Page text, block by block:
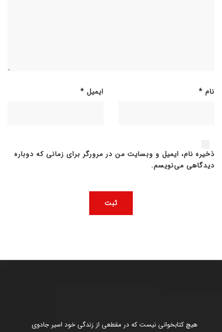
نام * ایمیل *
ذخیره نام، ایمیل و وبسایت من در مرورگر برای زمانی که دوباره
دیدگاهی می‌نویسم.
هیچ کتابخوانی نیست که در مقطعی از زندگی خود اسیر جادوی